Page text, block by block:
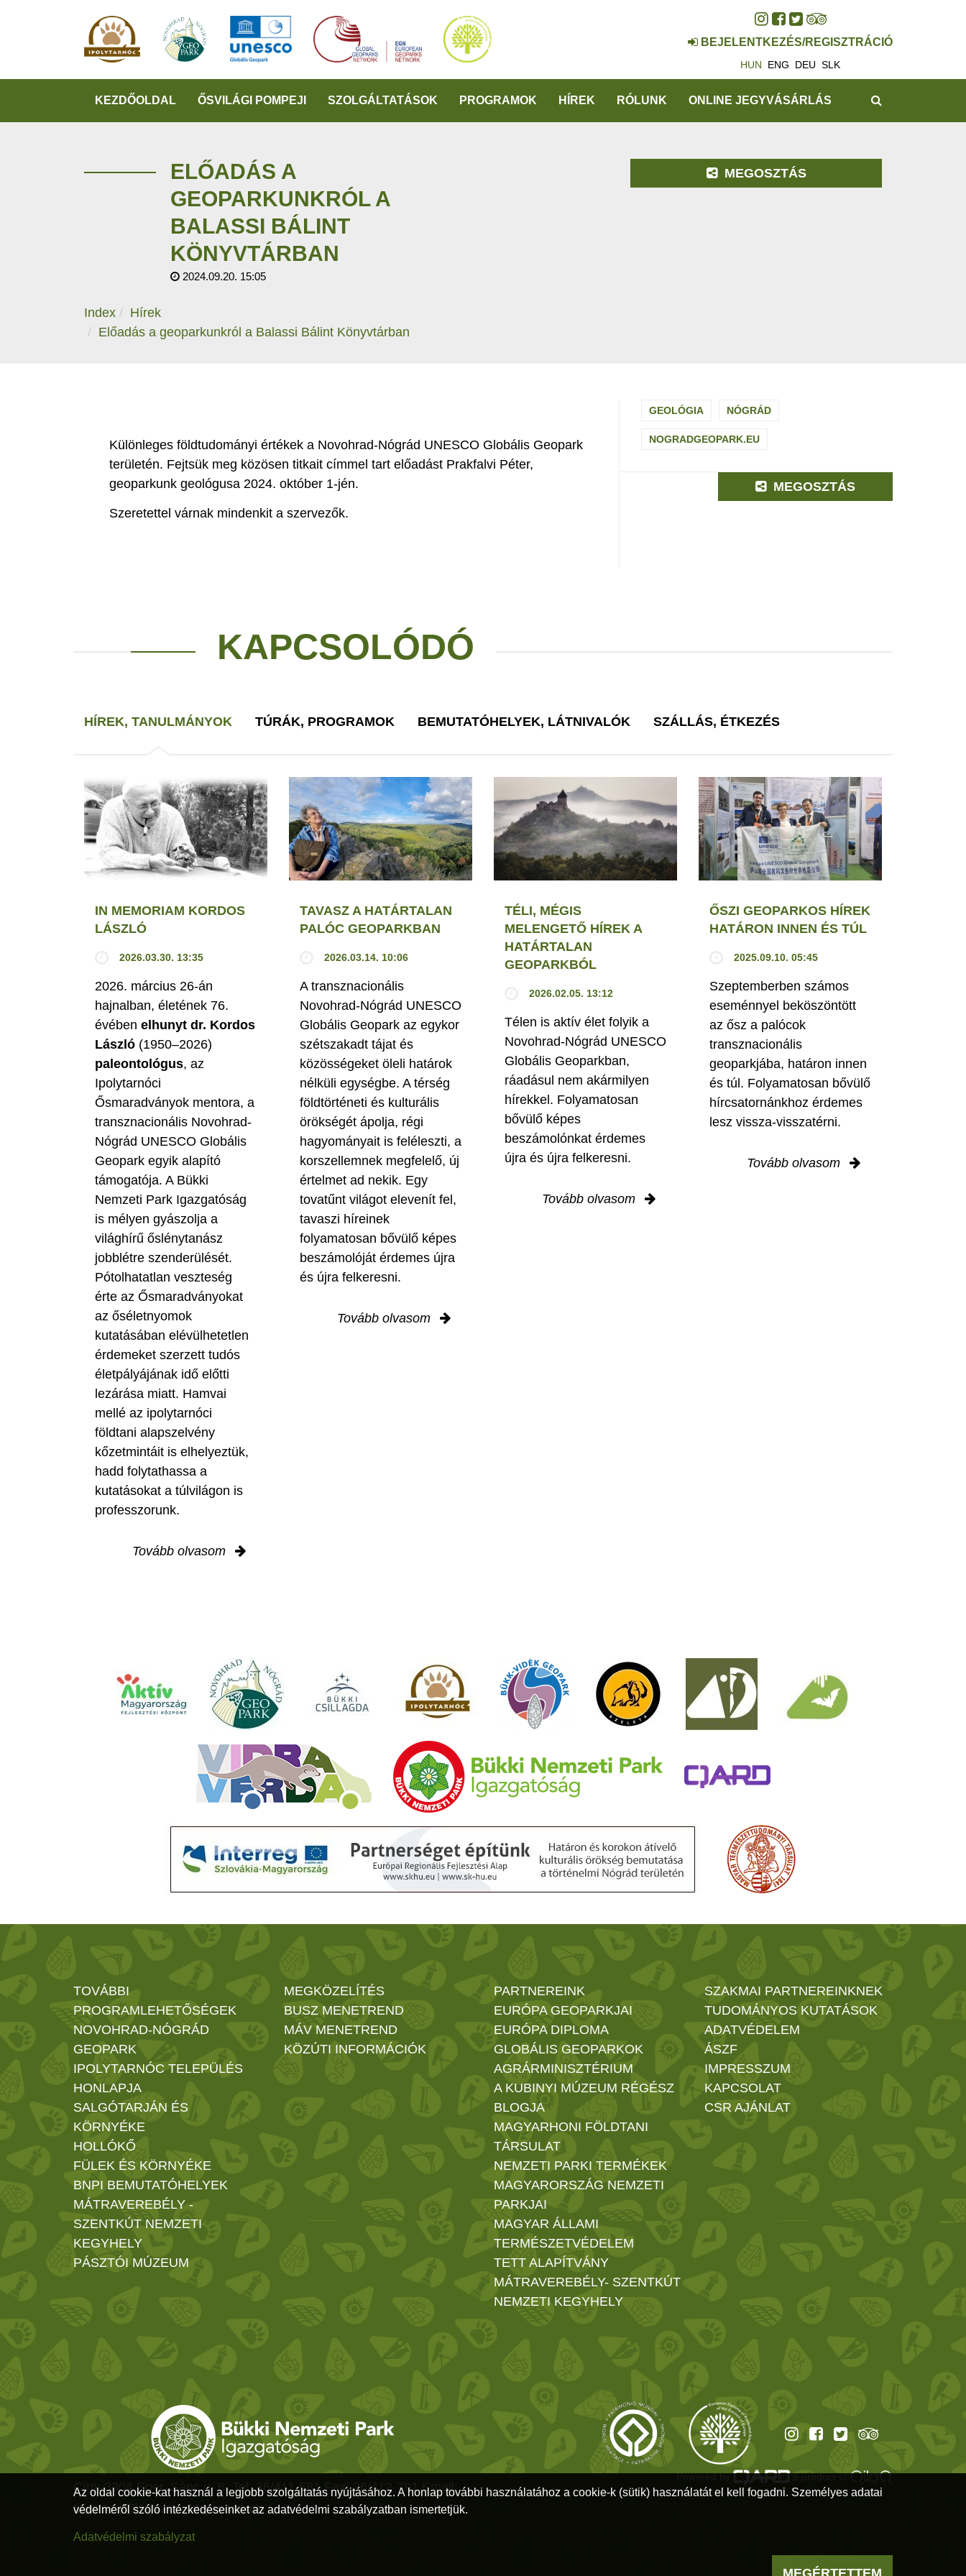
BEJELENTKEZÉS/REGISZTRÁCIÓ
HUN ENG DEU SLK
KEZDŐOLDAL ŐSVILÁGI POMPEJI SZOLGÁLTATÁSOK PROGRAMOK HÍREK RÓLUNK ONLINE JEGYVÁSÁRLÁS
ELŐADÁS A
GEOPARKUNKRÓL A
BALASSI BÁLINT
KÖNYVTÁRBAN
2024.09.20. 15:05
Index
Hírek
Előadás a geoparkunkról a Balassi Bálint Könyvtárban
MEGOSZTÁS
Különleges földtudományi értékek a Novohrad-Nógrád UNESCO Globális Geopark
területén. Fejtsük meg közösen titkait címmel tart előadást Prakfalvi Péter,
geoparkunk geológusa 2024. október 1-jén.
Szeretettel várnak mindenkit a szervezők.
GEOLÓGIA NÓGRÁD
NOGRADGEOPARK.EU
MEGOSZTÁS
KAPCSOLÓDÓ
HÍREK, TANULMÁNYOK TÚRÁK, PROGRAMOK BEMUTATÓHELYEK, LÁTNIVALÓK SZÁLLÁS, ÉTKEZÉS
IN MEMORIAM KORDOS
LÁSZLÓ
2026.03.30. 13:35
2026. március 26-án
hajnalban, életének 76.
évében elhunyt dr. Kordos
László (1950–2026)
paleontológus, az
Ipolytarnóci
Ősmaradványok mentora, a
transznacionális Novohrad-
Nógrád UNESCO Globális
Geopark egyik alapító
támogatója. A Bükki
Nemzeti Park Igazgatóság
is mélyen gyászolja a
világhírű őslénytanász
jobblétre szenderülését.
Pótolhatatlan veszteség
érte az Ősmaradványokat
az őséletnyomok
kutatásában elévülhetetlen
érdemeket szerzett tudós
életpályájának idő előtti
lezárása miatt. Hamvai
mellé az ipolytarnóci
földtani alapszelvény
kőzetmintáit is elhelyeztük,
hadd folytathassa a
kutatásokat a túlvilágon is
professzorunk.
Tovább olvasom
TAVASZ A HATÁRTALAN
PALÓC GEOPARKBAN
2026.03.14. 10:06
A transznacionális
Novohrad-Nógrád UNESCO
Globális Geopark az egykor
szétszakadt tájat és
közösségeket öleli határok
nélküli egységbe. A térség
földtörténeti és kulturális
örökségét ápolja, régi
hagyományait is feléleszti, a
korszellemnek megfelelő, új
értelmet ad nekik. Egy
tovatűnt világot elevenít fel,
tavaszi híreinek
folyamatosan bővülő képes
beszámolóját érdemes újra
és újra felkeresni.
Tovább olvasom
TÉLI, MÉGIS
MELENGETŐ HÍREK A
HATÁRTALAN
GEOPARKBÓL
2026.02.05. 13:12
Télen is aktív élet folyik a
Novohrad-Nógrád UNESCO
Globális Geoparkban,
ráadásul nem akármilyen
hírekkel. Folyamatosan
bővülő képes
beszámolónkat érdemes
újra és újra felkeresni.
Tovább olvasom
ŐSZI GEOPARKOS HÍREK
HATÁRON INNEN ÉS TÚL
2025.09.10. 05:45
Szeptemberben számos
eseménnyel beköszöntött
az ősz a palócok
transznacionális
geoparkjába, határon innen
és túl. Folyamatosan bővülő
hírcsatornánkhoz érdemes
lesz vissza-visszatérni.
Tovább olvasom
TOVÁBBI
PROGRAMLEHETŐSÉGEK
NOVOHRAD-NÓGRÁD
GEOPARK
IPOLYTARNÓC TELEPÜLÉS
HONLAPJA
SALGÓTARJÁN ÉS
KÖRNYÉKE
HOLLÓKŐ
FÜLEK ÉS KÖRNYÉKE
BNPI BEMUTATÓHELYEK
MÁTRAVEREBÉLY -
SZENTKÚT NEMZETI
KEGYHELY
PÁSZTÓI MÚZEUM
MEGKÖZELÍTÉS
BUSZ MENETREND
MÁV MENETREND
KÖZÚTI INFORMÁCIÓK
PARTNEREINK
EURÓPA GEOPARKJAI
EURÓPA DIPLOMA
GLOBÁLIS GEOPARKOK
AGRÁRMINISZTÉRIUM
A KUBINYI MÚZEUM RÉGÉSZ
BLOGJA
MAGYARHONI FÖLDTANI
TÁRSULAT
NEMZETI PARKI TERMÉKEK
MAGYARORSZÁG NEMZETI
PARKJAI
MAGYAR ÁLLAMI
TERMÉSZETVÉDELEM
TETT ALAPÍTVÁNY
MÁTRAVEREBÉLY- SZENTKÚT
NEMZETI KEGYHELY
SZAKMAI PARTNEREINKNEK
TUDOMÁNYOS KUTATÁSOK
ADATVÉDELEM
ÁSZF
IMPRESSZUM
KAPCSOLAT
CSR AJÁNLAT
Cím: 3304 Eger, Sánc u. 6. Tel: 36/411-581 Fax: 36/412-791 Email:
titkarsag@bnpi.hu -Impresszum
Powered by a product of
Az oldal cookie-kat használ a legjobb szolgáltatás nyújtásához. A honlap további használatához a cookie-k (sütik) használatát el kell fogadni. Személyes adatai
védelméről szóló intézkedéseinket az adatvédelmi szabályzatban ismertetjük.
Adatvédelmi szabályzat
MEGÉRTETTEM